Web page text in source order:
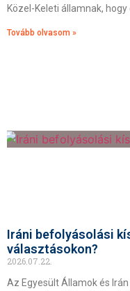
Közel-Keleti államnak,
Tovább olvasom »
Iráni befolyásolási
választásokon?
2026.07.22.
Az Egyesült Államok és